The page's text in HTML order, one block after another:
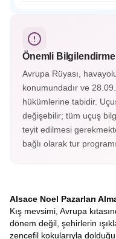
kullanılan aletler,
odaları ve eşsiz
tarihi yolculuk hiç
Şatosu’nun içerisini
gezebileceksiniz.
Önemli Bilgilendirme
Avrupa Rüyası,
konumundadır ve
hükümlerine tabidir.
değişebilir; tüm uçuş
teyit edilmesi
bağlı olarak tur
Alsace Noel Pazarları
Kış mevsimi, Avrupa
dönem değil, şehirlerin
zencefil kokularıyla